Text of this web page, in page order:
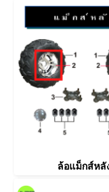
ล้อแม็กส์หลั